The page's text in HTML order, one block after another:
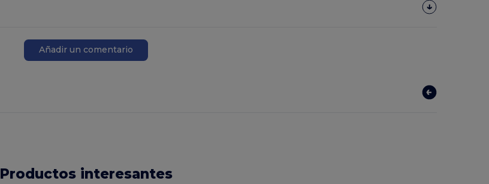
Añadir un comentario
Productos interesantes